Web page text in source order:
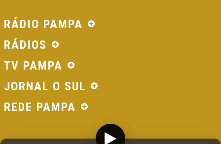
RÁDIO PAMPA
RÁDIOS
TV PAMPA
JORNAL O SUL
REDE PAMPA